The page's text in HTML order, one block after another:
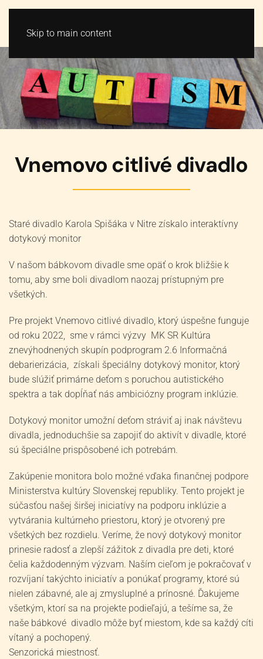
Skip to main content
Vnemovo citlivé divadlo
Staré divadlo Karola Spišáka v Nitre získalo interaktívny
dotykový monitor
V našom bábkovom divadle sme opäť o krok bližšie k
tomu, aby sme boli divadlom naozaj prístupným pre
všetkých.
Pre projekt Vnemovo citlivé divadlo, ktorý úspešne funguje
od roku 2022, sme v rámci výzvy MK SR Kultúra
znevýhodnených skupín podprogram 2.6 Informačná
debarierizácia, získali špeciálny dotykový monitor, ktorý
bude slúžiť primárne deťom s poruchou autistického
spektra a tak dopĺňať nás ambiciózny program inklúzie.
Dotykový monitor umožní deťom stráviť aj inak návštevu
divadla, jednoduchšie sa zapojiť do aktivít v divadle, ktoré
sú špeciálne prispôsobené ich potrebám.
Zakúpenie monitora bolo možné vďaka finančnej podpore
Ministerstva kultúry Slovenskej republiky. Tento projekt je
súčasťou našej širšej iniciatívy na podporu inklúzie a
vytvárania kultúrneho priestoru, ktorý je otvorený pre
všetkých bez rozdielu. Veríme, že nový dotykový monitor
prinesie radosť a zlepší zážitok z divadla pre deti, ktoré
čelia každodenným výzvam. Naším cieľom je pokračovať v
rozvíjaní takýchto iniciatív a ponúkať programy, ktoré sú
nielen zábavné, ale aj zmysluplné a prínosné. Ďakujeme
všetkým, ktorí sa na projekte podieľajú, a tešíme sa, že
naše bábkové divadlo môže byť miestom, kde sa každý cíti
vítaný a pochopený.
Senzorická miestnosť.